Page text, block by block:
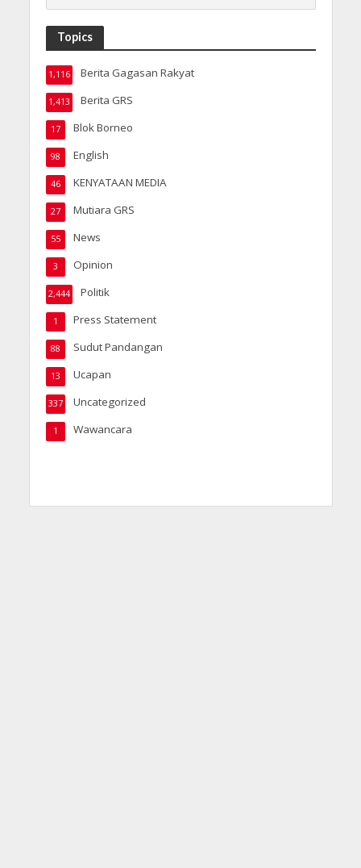
Topics
Berita Gagasan Rakyat
1,116
Berita GRS
1,413
Blok Borneo
17
English
98
KENYATAAN MEDIA
46
Mutiara GRS
27
News
55
Opinion
3
Politik
2,444
Press Statement
1
Sudut Pandangan
88
Ucapan
13
Uncategorized
337
Wawancara
1